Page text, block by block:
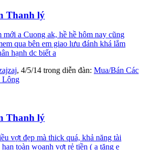
Thanh lý
mới a Cuong ak, hề hề hôm nay cũng
qua bên em giao lưu đánh khá lắm
hạnh dc biết a
, 4/5/14 trong diễn đàn: Mua/Bán Các
Lông
Thanh lý
vợt đẹp mà thick quá, khả năng tài
toàn woanh vợt rẻ tiền ( a tặng e